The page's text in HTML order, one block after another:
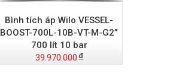
Bình tích áp Wilo VESSEL-
BOOST-700L-10B-VT-M-G2”
700 lít 10 bar
39.970.000